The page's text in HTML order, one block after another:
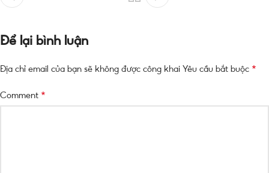
Để lại bình luận
Địa chỉ email của bạn sẽ không được công khai Yêu cầu bắt buộc *
Comment *